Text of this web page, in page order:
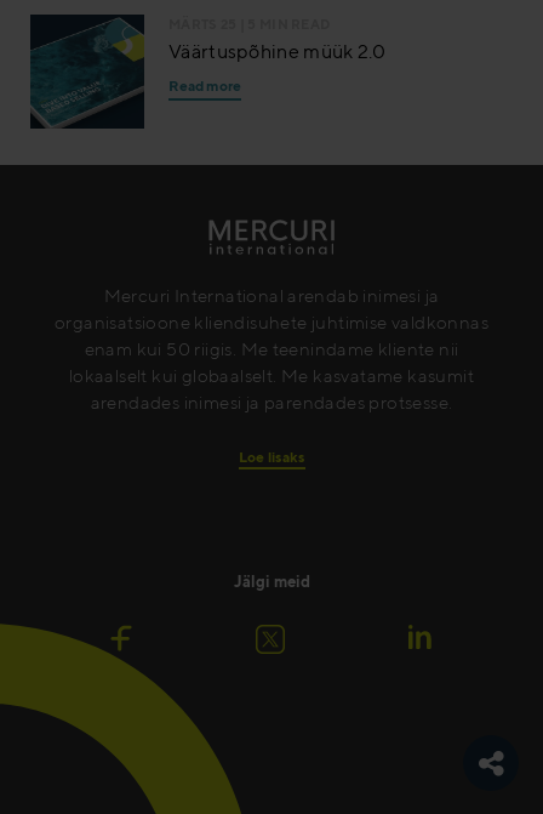
Väärtuspõhine müük 2.0
Read more
Mercuri International arendab inimesi ja
organisatsioone kliendisuhete juhtimise valdkonnas
enam kui 50 riigis. Me teenindame kliente nii
lokaalselt kui globaalselt. Me kasvatame kasumit
arendades inimesi ja parendades protsesse.
Loe lisaks
Jälgi meid